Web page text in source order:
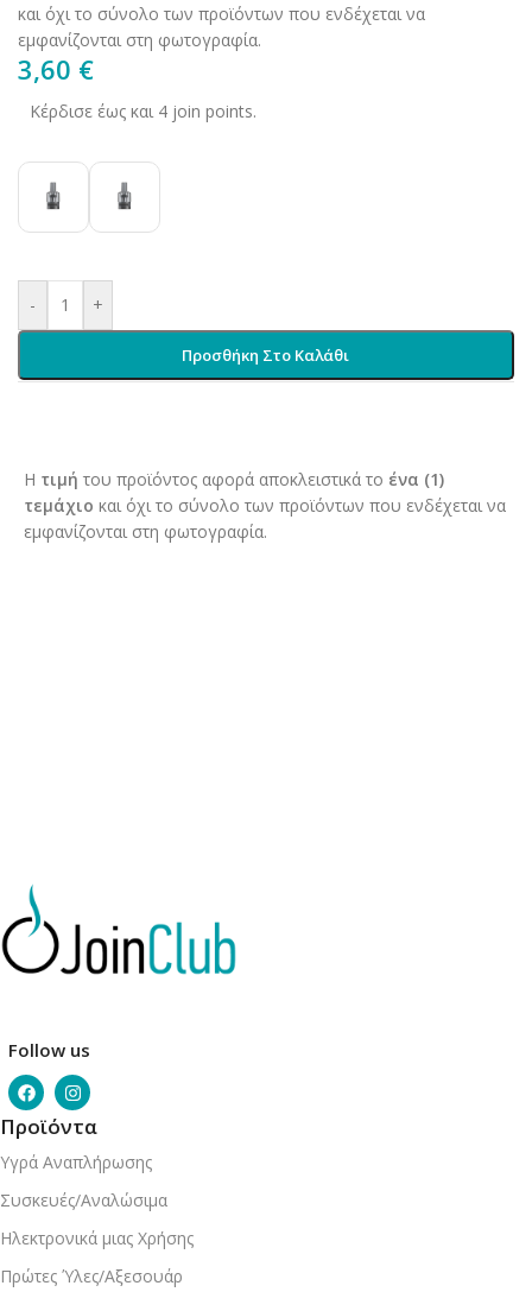
και όχι το σύνολο των προϊόντων που ενδέχεται να
εμφανίζονται στη φωτογραφία.
3,60 €
Κέρδισε έως και 4 join points.
- +
Προσθήκη Στο Καλάθι
Η τιμή του προϊόντος αφορά αποκλειστικά το ένα (1)
τεμάχιο και όχι το σύνολο των προϊόντων που ενδέχεται να
εμφανίζονται στη φωτογραφία.
Follow us
Προϊόντα
Υγρά Αναπλήρωσης
Συσκευές/Αναλώσιμα
Ηλεκτρονικά μιας Χρήσης
Πρώτες Ύλες/Αξεσουάρ